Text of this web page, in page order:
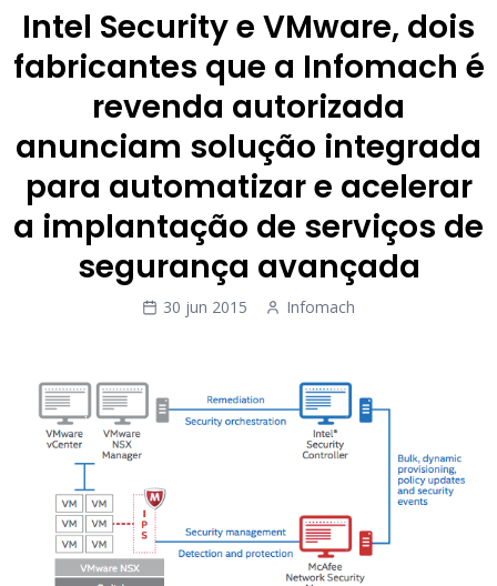
Intel Security e VMware, dois
fabricantes que a Infomach é
revenda autorizada
anunciam solução integrada
para automatizar e acelerar
a implantação de serviços de
segurança avançada
30 jun 2015 Infomach